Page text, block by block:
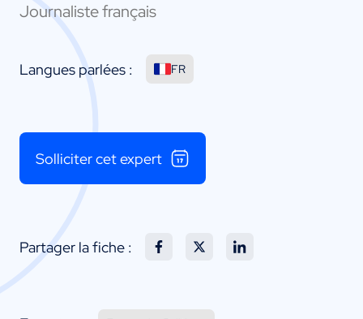
Journaliste français
Langues parlées : FR
Solliciter cet expert
Partager la fiche :